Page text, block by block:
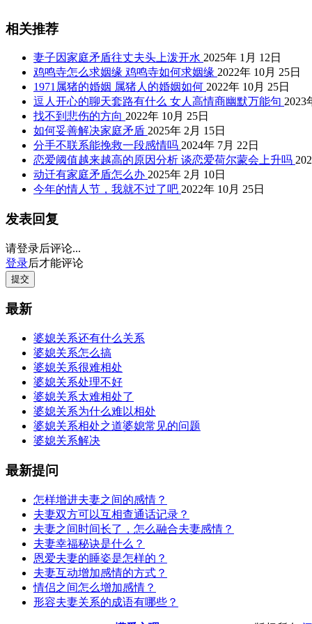
相关推荐
妻子因家庭矛盾往丈夫头上泼开水 2025年 1月 12日
鸡鸣寺怎么求姻缘 鸡鸣寺如何求姻缘 2022年 10月 25日
1971属猪的婚姻 属猪人的婚姻如何 2022年 10月 25日
逗人开心的聊天套路有什么 女人高情商幽默万能句 2023
找不到悲伤的方向 2022年 10月 25日
如何妥善解决家庭矛盾 2025年 2月 15日
分手不联系能挽救一段感情吗 2024年 7月 22日
恋爱阈值越来越高的原因分析 谈恋爱荷尔蒙会上升吗
动迁有家庭矛盾怎么办 2025年 2月 10日
今年的情人节，我就不过了吧 2022年 10月 25日
发表回复
请登录后评论...
登录后才能评论
提交
最新
婆媳关系还有什么关系
婆媳关系怎么搞
婆媳关系很难相处
婆媳关系处理不好
婆媳关系太难相处了
婆媳关系为什么难以相处
婆媳关系相处之道婆媳常见的问题
婆媳关系解决
最新提问
怎样增进夫妻之间的感情？
夫妻双方可以互相查通话记录？
夫妻之间时间长了，怎么融合夫妻感情？
夫妻幸福秘诀是什么？
恩爱夫妻的睡姿是怎样的？
夫妻互动增加感情的方式？
情侣之间怎么增加感情？
形容夫妻关系的成语有哪些？